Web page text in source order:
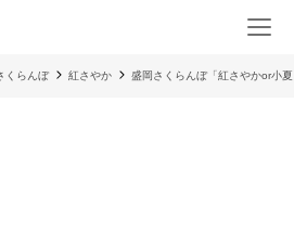
くらんぼ 紅さやか 盛岡さくらんぼ「紅さやかor小